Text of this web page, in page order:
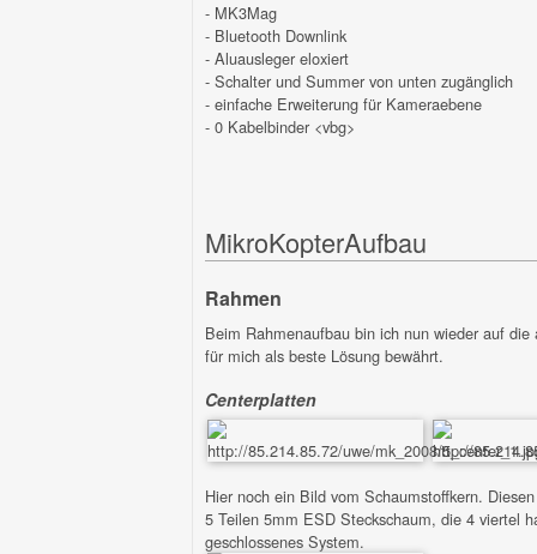
- MK3Mag
- Bluetooth Downlink
- Aluausleger eloxiert
- Schalter und Summer von unten zugänglich
- einfache Erweiterung für Kameraebene
- 0 Kabelbinder <vbg>
MikroKopterAufbau
Rahmen
Beim Rahmenaufbau bin ich nun wieder auf
für mich als beste Lösung bewährt.
Centerplatten
Hier noch ein Bild vom Schaumstoffkern.
5 Teilen 5mm ESD Steckschaum, die 4 viertel
geschlossenes System.